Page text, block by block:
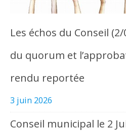
Les échos du Conseil
du quorum et
rendu reportée
3 juin 2026
Conseil municipal le 2